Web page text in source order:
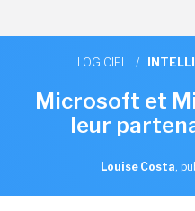
LOGICIEL /
Microsoft et
leur
Louise Costa,